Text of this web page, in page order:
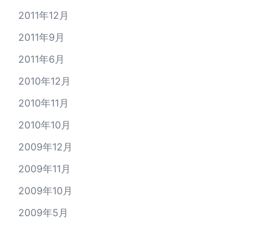
2011年12月
2011年9月
2011年6月
2010年12月
2010年11月
2010年10月
2009年12月
2009年11月
2009年10月
2009年5月